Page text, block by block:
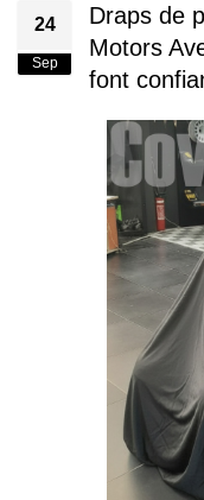
24
Sep
Draps de
Motors
font